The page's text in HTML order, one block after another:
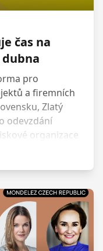
čas na
pro
a firemních
Zlatý
odevzdání
organizace
s veřejností
vytížení
zpracování